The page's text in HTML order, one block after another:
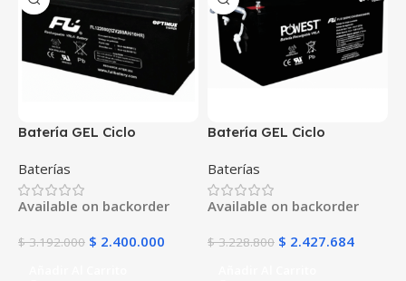
Batería GEL Ciclo
POWEST FLS122000DC |
Energía Solar | Deep Cycle
VRLA | Off-Grid
Baterías
Available on backorder
$3.192.000 $ 2.400.000
Batería GEL Ciclo
POWEST FLS122500DC |
Energía Solar | Deep Cycle
VRLA | Off-Grid
Baterías
Available on backorder
$3.228.800 $ 2.427.684